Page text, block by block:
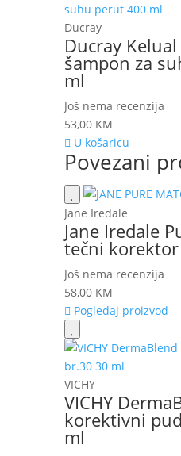
Ducray
Ducray
šampon za
ml
Još nema recenzija
53,00 KM
U košaricu
Povezani
Jane Iredale
Jane Iredale
tečni
Još nema recenzija
58,00 KM
Pogledaj proizvod
VICHY
VICHY
korektivni
ml